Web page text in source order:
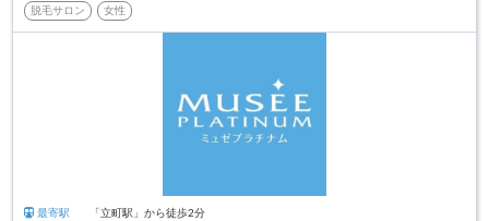
脱毛サロン 女性
最寄駅
「立町駅」から徒歩2分